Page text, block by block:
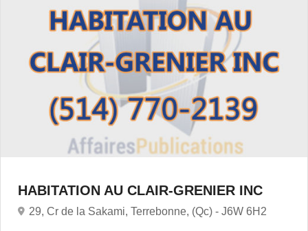
HABITATION AU CLAIR-GRENIER INC
29, Cr de la Sakami, Terrebonne, (Qc) - J6W 6H2